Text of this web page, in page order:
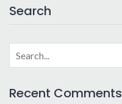
Search
Search
for:
Recent Comments